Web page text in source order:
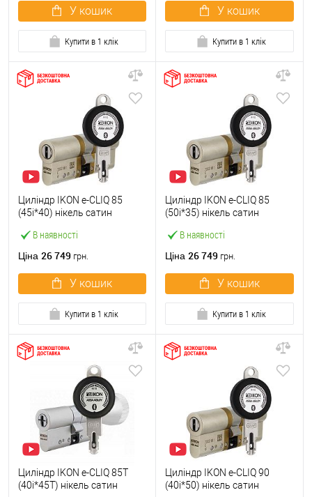
У кошик
Купити в 1 клік
У кошик
Купити в 1 клік
В наявності
Циліндр IKON e-CLIQ 85
(45i*40) нікель сатин
Ціна 26 749 грн.
У кошик
Купити в 1 клік
В наявності
Циліндр IKON e-CLIQ 85
(50i*35) нікель сатин
Ціна 26 749 грн.
У кошик
Купити в 1 клік
Циліндр IKON e-CLIQ 85T
(40i*45T) нікель сатин
Циліндр IKON e-CLIQ 90
(40i*50) нікель сатин